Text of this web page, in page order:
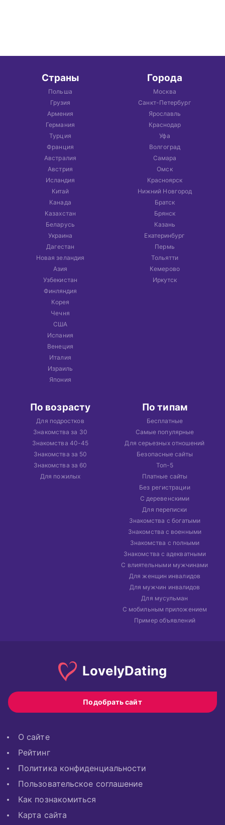
Страны
Польша
Грузия
Армения
Германия
Турция
Франция
Австралия
Австрия
Исландия
Китай
Канада
Казахстан
Беларусь
Украина
Дагестан
Новая зеландия
Азия
Узбекистан
Финляндия
Корея
Чечня
США
Испания
Венеция
Италия
Израиль
Япония
Города
Москва
Санкт-Петербург
Ярославль
Краснодар
Уфа
Волгоград
Самара
Омск
Красноярск
Нижний Новгород
Братск
Брянск
Казань
Екатеринбург
Пермь
Тольятти
Кемерово
Иркутск
По возрасту
Для подростков
Знакомства за 30
Знакомства 40-45
Знакомства за 50
Знакомства за 60
Для пожилых
По типам
Бесплатные
Самые популярные
Для серьезных отношений
Безопасные сайты
Топ-5
Платные сайты
Без регистрации
С деревенскими
Для переписки
Знакомства с богатыми
Знакомства с военными
Знакомства с полными
Знакомства с адекватными
С влиятельными мужчинами
Для женщин инвалидов
Для мужчин инвалидов
Для мусульман
С мобильным приложением
Пример объявлений
LovelyDating
Подобрать сайт
О сайте
Рейтинг
Политика конфиденциальности
Пользовательское соглашение
Как познакомиться
Карта сайта